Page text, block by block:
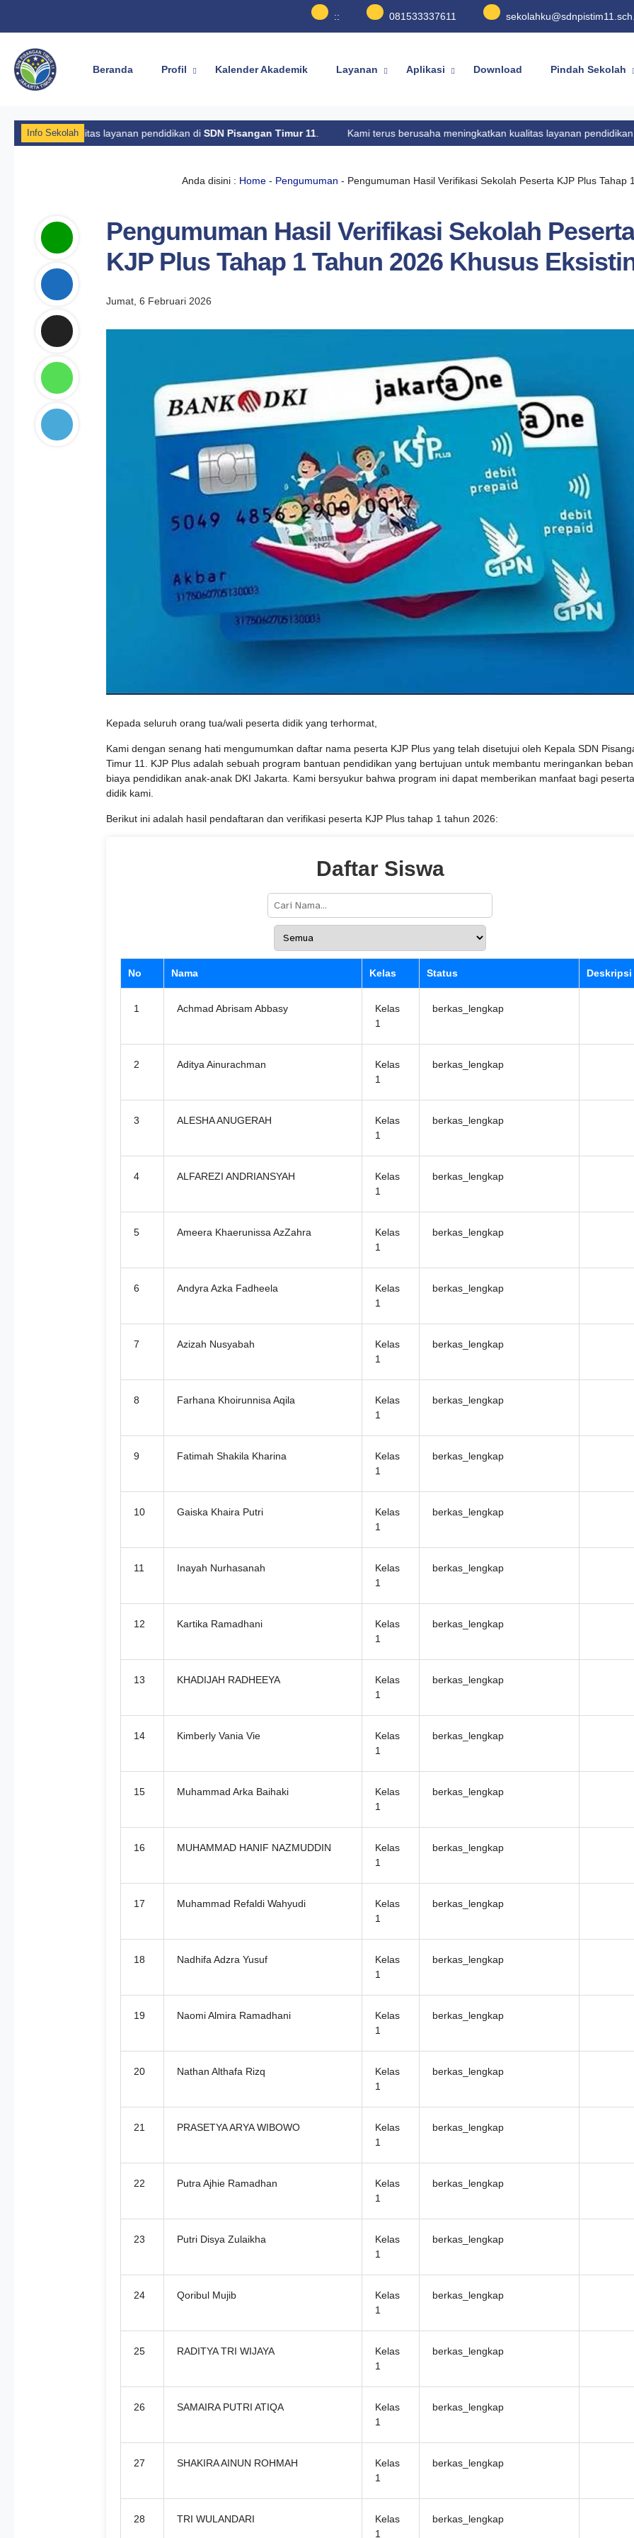
:: 081533337611
Beranda Profil Kalender Akademik Layanan Aplikasi Download Pindah Sekolah
Info Sekolah
kualitas layanan pendidikan diSDN Pisangan Timur 11. Kami terus berusaha meningkatkan kualitas layanan pendidikan diSDN
Anda disini : Home- Pengumuman - Pengumuman Hasil Verifikasi Sekolah Peserta KJP Plus Tahap
Pengumuman Hasil Verifikasi Sekolah Peserta
KJP Plus Tahap 1 Tahun 2026 Khusus
Jumat, 6 Februari 2026
Kepada seluruh orang tua/wali peserta didik yang terhormat,
Kami dengan senang hati mengumumkan daftar nama peserta KJP Plus yang telah disetujui oleh Kepala SDN
Timur 11. KJP Plus adalah sebuah program bantuan pendidikan yang bertujuan untuk membantu meringankan beban
biaya pendidikan anak-anak DKI Jakarta. Kami bersyukur bahwa program ini dapat memberikan manfaat bagi peserta
didik kami.
Berikut ini adalah hasil pendaftaran dan verifikasi peserta KJP Plus tahap 1 tahun 2026:
Daftar Siswa
No Nama Kelas Status Deskripsi
1 Achmad Abrisam Abbasy
Kelas
1
berkas_lengkap
2 Aditya Ainurachman
Kelas
1
berkas_lengkap
3 ALESHA ANUGERAH
Kelas
1
berkas_lengkap
4 ALFAREZI ANDRIANSYAH
Kelas
1
berkas_lengkap
5 Ameera Khaerunissa AzZahra
Kelas
1
berkas_lengkap
6 Andyra Azka Fadheela
Kelas
1
berkas_lengkap
7 Azizah Nusyabah
Kelas
1
berkas_lengkap
8 Farhana Khoirunnisa Aqila
Kelas
1
berkas_lengkap
9 Fatimah Shakila Kharina
Kelas
1
berkas_lengkap
10 Gaiska Khaira Putri
Kelas
1
berkas_lengkap
11 Inayah Nurhasanah
Kelas
1
berkas_lengkap
12 Kartika Ramadhani
Kelas
1
berkas_lengkap
13 KHADIJAH RADHEEYA
Kelas
1
berkas_lengkap
14 Kimberly Vania Vie
Kelas
1
berkas_lengkap
15 Muhammad Arka Baihaki
Kelas
1
berkas_lengkap
16 MUHAMMAD HANIF NAZMUDDIN
Kelas
1
berkas_lengkap
17 Muhammad Refaldi Wahyudi
Kelas
1
berkas_lengkap
18 Nadhifa Adzra Yusuf
Kelas
1
berkas_lengkap
19 Naomi Almira Ramadhani
Kelas
1
berkas_lengkap
20 Nathan Althafa Rizq
Kelas
1
berkas_lengkap
21 PRASETYA ARYA WIBOWO
Kelas
1
berkas_lengkap
22 Putra Ajhie Ramadhan
Kelas
1
berkas_lengkap
23 Putri Disya Zulaikha
Kelas
1
berkas_lengkap
24 Qoribul Mujib
Kelas
1
berkas_lengkap
25 RADITYA TRI WIJAYA
Kelas
1
berkas_lengkap
26 SAMAIRA PUTRI ATIQA
Kelas
1
berkas_lengkap
27 SHAKIRA AINUN ROHMAH
Kelas
1
berkas_lengkap
28 TRI WULANDARI
Kelas
1
berkas_lengkap